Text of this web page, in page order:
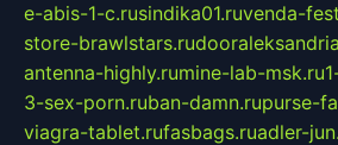
e-abis-1-c.rusindika01.ruvenda-
store-brawlstars.ru
antenna-highly.rumine-lab-msk.ru
3-sex-porn.ruban-damn.rupurse-
viagra-tablet.rufasbags.ruadler-